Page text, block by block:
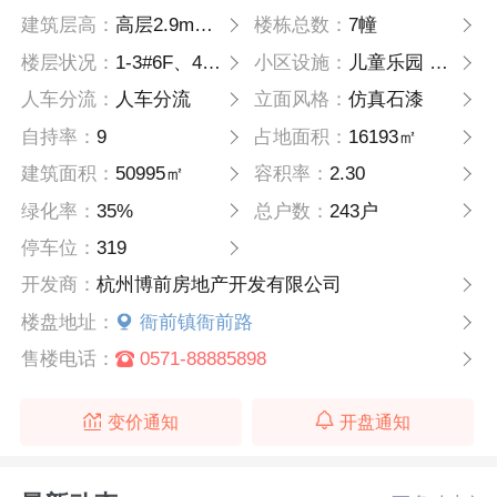
建筑层高： 高层2.9m、叠墅3m 楼栋总数： 7幢
楼层状况： 1-3#6F、4-8#18F 小区设施： 儿童乐园 户外健身 中心花园
人车分流： 人车分流 立面风格： 仿真石漆
自持率：9 占地面积： 16193㎡
建筑面积： 50995㎡ 容积率： 2.30
绿化率：35% 总户数： 243户
停车位：319
开发商：杭州博前房地产开发有限公司
楼盘地址：
衙前镇衙前路
售楼电话：
0571-88885898
变价通知 开盘通知